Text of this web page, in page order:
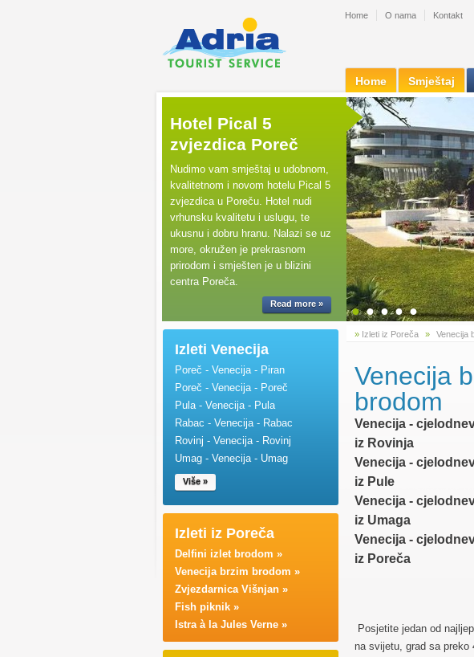
Home O nama Kontakt
Home Smještaj
Hotel Pical 5
zvjezdica Poreč
Nudimo vam smještaj u udobnom,
kvalitetnom i novom hotelu Pical 5
zvjezdica u Poreču. Hotel nudi
vrhunsku kvalitetu i uslugu, te
ukusnu i dobru hranu. Nalazi se uz
more, okružen je prekrasnom
prirodom i smješten je u blizini
centra Poreča.
Read more » ● ● ● ● ●
Izleti Venecija
Poreč - Venecija - Piran
Poreč - Venecija - Poreč
Pula - Venecija - Pula
Rabac - Venecija - Rabac
Rovinj - Venecija - Rovinj
Umag - Venecija - Umag
Više »
Izleti iz Poreča
Delfini izlet brodom »
Venecija brzim brodom »
Zvjezdarnica Višnjan »
Fish piknik »
Istra à la Jules Verne »
» Izleti iz Poreča » Venecija
Venecija
brodom
Venecija -
iz Rovinja
Venecija -
iz Pule
Venecija -
iz Umaga
Venecija -
iz Poreča
Posjetite jedan od
na svijetu, grad sa preko